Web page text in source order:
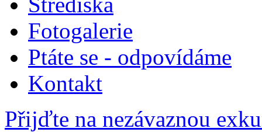
Fotogalerie
Ptáte se - odpovídáme
Kontakt
Přijďte na nezávaznou